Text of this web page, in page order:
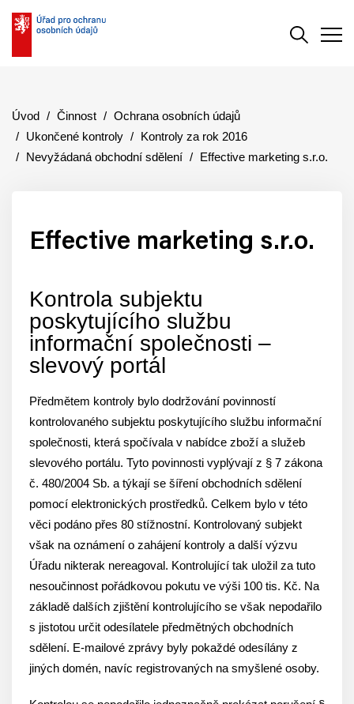
Úvod Činnost
Ochrana osobních údajů
Ukončené kontroly
Kontroly za rok 2016
Nevyžádaná obchodní sdělení
Effective marketing s.r.o.
Effective marketing s.r.o.
Kontrola subjektu
poskytujícího službu
informační společnosti –
slevový portál
Předmětem kontroly bylo dodržování povinností
kontrolovaného subjektu poskytujícího službu informační
společnosti, která spočívala v nabídce zboží a služeb
slevového portálu. Tyto povinnosti vyplývají z § 7 zákona
č. 480/2004 Sb. a týkají se šíření obchodních sdělení
pomocí elektronických prostředků. Celkem bylo v této
věci podáno přes 80 stížnostní. Kontrolovaný subjekt
však na oznámení o zahájení kontroly a další výzvu
Úřadu nikterak nereagoval. Kontrolující tak uložil za tuto
nesoučinnost pořádkovou pokutu ve výši 100 tis. Kč. Na
základě dalších zjištění kontrolujícího se však nepodařilo
s jistotou určit odesílatele předmětných obchodních
sdělení. E-mailové zprávy byly pokaždé odesílány z
jiných domén, navíc registrovaných na smyšlené osoby.